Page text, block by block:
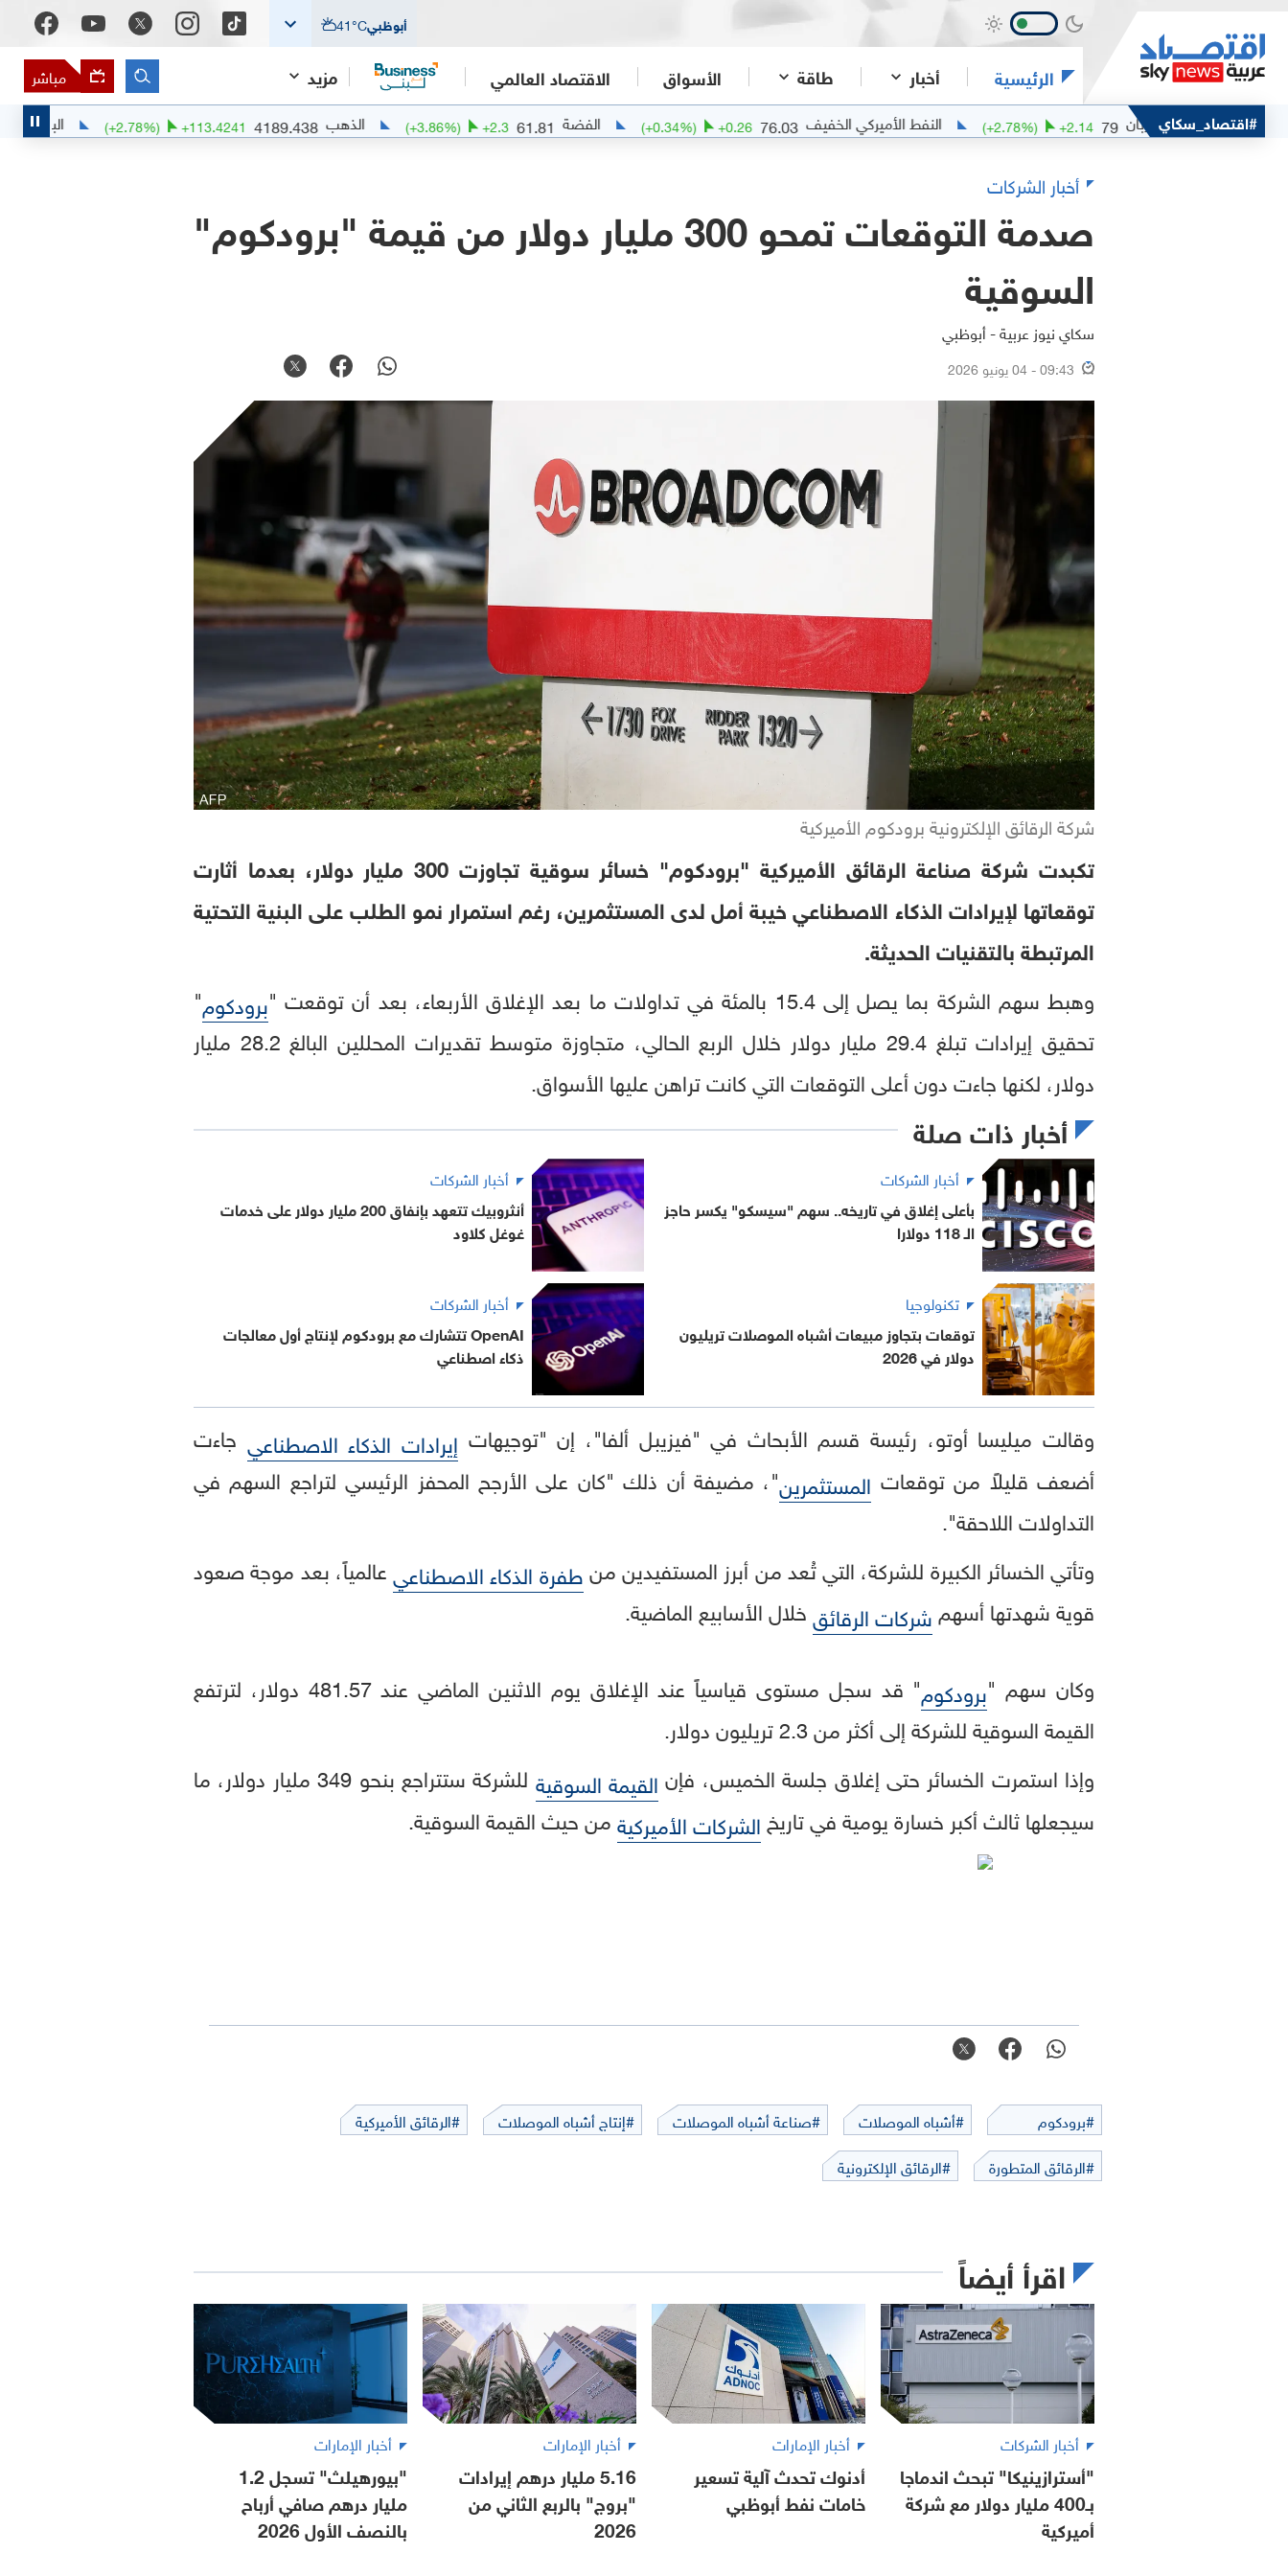
أبوظبي 41°C
الرئيسية أخبار طاقة الأسواق الاقتصاد العالمي مزيد مباشر
#اقتصاد_سكاي
خام مربان 79
+ 2.14
( +2.78%) النفط الأميركي الخفيف 76.03
+0.26
( +0.34%) الفضة 61.81
+2.3
( +3.86%) الذهب 4189.438
+113.4241
( +2.78%) البلاديوم 1353.26
أخبار الشركات
صدمة التوقعات تمحو 300 مليار دولار من قيمة "برودكوم"
السوقية
سكاي نيوز عربية - أبوظبي
09:43 - 04 يونيو 2026
شركة الرقائق الإلكترونية برودكوم الأميركية
تكبدت شركة صناعة الرقائق الأميركية "برودكوم" خسائر سوقية تجاوزت 300 مليار دولار، بعدما أثارت
توقعاتها لإيرادات الذكاء الاصطناعي خيبة أمل لدى المستثمرين، رغم استمرار نمو الطلب على البنية التحتية
المرتبطة بالتقنيات الحديثة.
وهبط سهم الشركة بما يصل إلى 15.4 بالمئة في تداولات ما بعد الإغلاق الأربعاء، بعد أن توقعت "
برودكوم"
تحقيق إيرادات تبلغ 29.4 مليار دولار خلال الربع الحالي، متجاوزة متوسط تقديرات المحللين البالغ 28.2 مليار
دولار، لكنها جاءت دون أعلى التوقعات التي كانت تراهن عليها الأسواق.
أخبار ذات صلة
أخبار الشركات
بأعلى إغلاق في تاريخه.. سهم "سيسكو" يكسر حاجز
الـ 118 دولارا
أخبار الشركات
أنثروبيك تتعهد بإنفاق 200 مليار دولار على خدمات
غوغل كلاود
تكنولوجيا
توقعات بتجاوز مبيعات أشباه الموصلات تريليون
دولار في 2026
أخبار الشركات
OpenAI تتشارك مع برودكوم لإنتاج أول معالجات
ذكاء اصطناعي
وقالت ميليسا أوتو، رئيسة قسم الأبحاث في "فيزيبل ألفا"، إن "توجيهات إيرادات الذكاء الاصطناعي جاءت
أضعف قليلاً من توقعات المستثمرين"، مضيفة أن ذلك "كان على الأرجح المحفز الرئيسي لتراجع السهم في
التداولات اللاحقة".
وتأتي الخسائر الكبيرة للشركة، التي تُعد من أبرز المستفيدين منطفرة الذكاء الاصطناعيعالمياً، بعد موجة صعود
قوية شهدتها أسهمشركات الرقائقخلال الأسابيع الماضية.
وكان سهم "برودكوم
" قد سجل مستوى قياسياً عند الإغلاق يوم الاثنين الماضي عند 481.57 دولار، لترتفع
القيمة السوقية للشركة إلى أكثر من 2.3 تريليون دولار.
وإذا استمرت الخسائر حتى إغلاق جلسة الخميس، فإن القيمة السوقية
للشركة ستتراجع بنحو 349 مليار دولار، ما
سيجعلها ثالث أكبر خسارة يومية في تاريخ الشركات الأميركيةمن حيث القيمة السوقية.
#برودكوم #أشباه الموصلات #صناعة أشباه الموصلات #إنتاج أشباه الموصلات
#الرقائق الأميركية
#الرقائق المتطورة
#الرقائق الإلكترونية
اقرأ أيضاً
أخبار الشركات
"أسترازينيكا" تبحث اندماجا
بـ400 مليار دولار مع شركة
أميركية
أخبار الإمارات
أدنوك تحدث آلية تسعير
خامات نفط أبوظبي
أخبار الإمارات
5.16 مليار درهم إيرادات
"بروج" بالربع الثاني من
2026
أخبار الإمارات
"بيورهيلث" تسجل 1.2
مليار درهم صافي أرباح
بالنصف الأول 2026